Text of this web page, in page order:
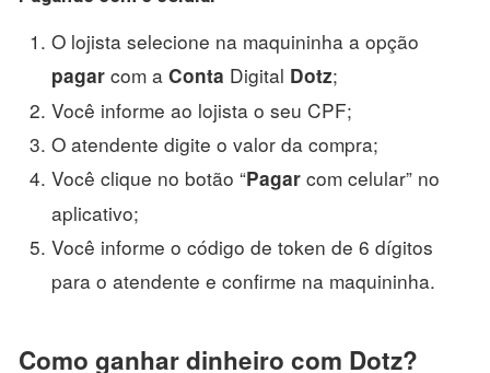
O lojista selecione na maquininha a opção
pagar com a Conta Digital Dotz;
Você informe ao lojista o seu CPF;
O atendente digite o valor da compra;
Você clique no botão “Pagar com celular” no
aplicativo;
Você informe o código de token de 6 dígitos
para o atendente e confirme na maquininha.
Como ganhar dinheiro com Dotz?